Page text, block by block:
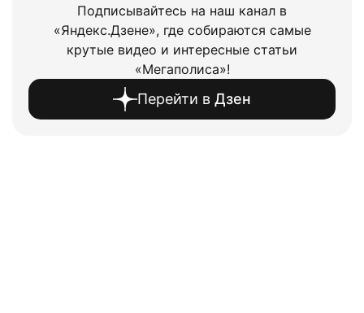
Подписывайтесь на наш канал в
«Яндекс.Дзене», где собираются самые
крутые видео и интересные статьи
«Мегаполиса»!
Перейти в Дзен